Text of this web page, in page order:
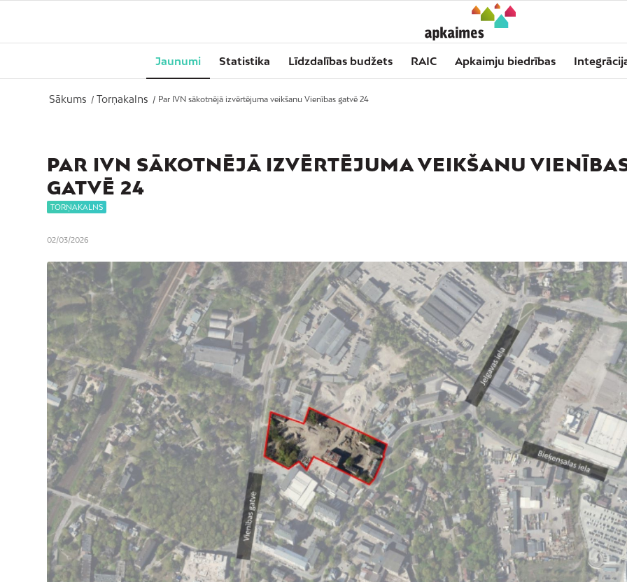
Jaunumi Statistika Līdzdalības budžets RAIC Apkaimju biedrības
Sākums / Torņakalns / Par IVN sākotnējā izvērtējuma veikšanu Vienības gatvē 24
PAR IVN SĀKOTNĒJĀ IZVĒRTĒJUMA VEIKŠANU
GATVĒ 24
TORŅAKALNS
02/03/2026